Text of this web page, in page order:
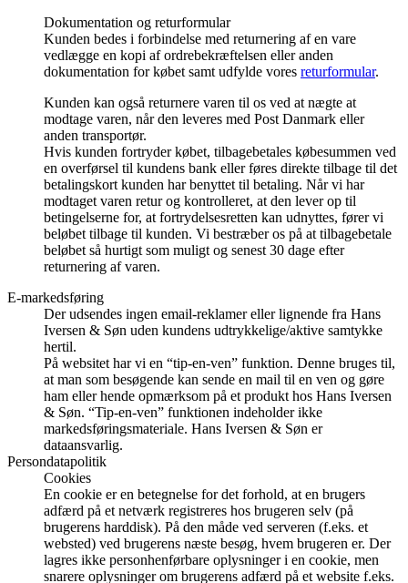
Dokumentation og returformular
Kunden bedes i forbindelse med returnering af en vare
vedlægge en kopi af ordrebekræftelsen eller anden
dokumentation for købet samt udfylde vores returformular.
Kunden kan også returnere varen til os ved at nægte at
modtage varen, når den leveres med Post Danmark eller
anden transportør.
Hvis kunden fortryder købet, tilbagebetales købesummen ved
en overførsel til kundens bank eller føres direkte tilbage til det
betalingskort kunden har benyttet til betaling. Når vi har
modtaget varen retur og kontrolleret, at den lever op til
betingelserne for, at fortrydelsesretten kan udnyttes, fører vi
beløbet tilbage til kunden. Vi bestræber os på at tilbagebetale
beløbet så hurtigt som muligt og senest 30 dage efter
returnering af varen.
E-markedsføring
Der udsendes ingen email-reklamer eller lignende fra Hans
Iversen & Søn uden kundens udtrykkelige/aktive samtykke
hertil.
På websitet har vi en “tip-en-ven” funktion. Denne bruges til,
at man som besøgende kan sende en mail til en ven og gøre
ham eller hende opmærksom på et produkt hos Hans Iversen
& Søn. “Tip-en-ven” funktionen indeholder ikke
markedsføringsmateriale. Hans Iversen & Søn er
dataansvarlig.
Persondatapolitik
Cookies
En cookie er en betegnelse for det forhold, at en brugers
adfærd på et netværk registreres hos brugeren selv (på
brugerens harddisk). På den måde ved serveren (f.eks. et
websted) ved brugerens næste besøg, hvem brugeren er. Der
lagres ikke personhenførbare oplysninger i en cookie, men
snarere oplysninger om brugerens adfærd på et website f.eks.